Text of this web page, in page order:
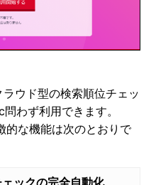
ウド型の検索順位チェッ
わず利用できます。
な機能は次のとおりで
ックの完全自動化